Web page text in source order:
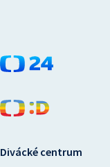
Divácké centrum